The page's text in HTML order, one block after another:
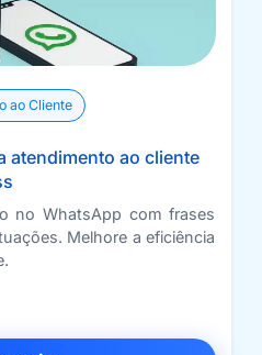
ao Cliente
atendimento ao cliente
no WhatsApp com frases
Melhore a eficiência